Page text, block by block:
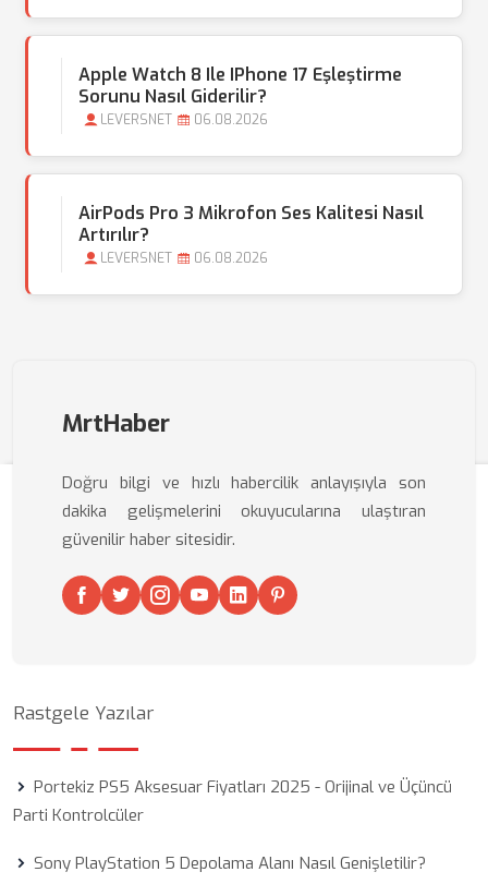
Apple Watch 8 Ile IPhone 17 Eşleştirme
Sorunu Nasıl Giderilir?
LEVERSNET 06.08.2026
AirPods Pro 3 Mikrofon Ses Kalitesi Nasıl
Artırılır?
LEVERSNET 06.08.2026
MrtHaber
Doğru bilgi ve hızlı habercilik anlayışıyla son
dakika gelişmelerini okuyucularına ulaştıran
güvenilir haber sitesidir.
Rastgele Yazılar
Portekiz PS5 Aksesuar Fiyatları 2025 - Orijinal ve Üçüncü
Parti Kontrolcüler
Sony PlayStation 5 Depolama Alanı Nasıl Genişletilir?